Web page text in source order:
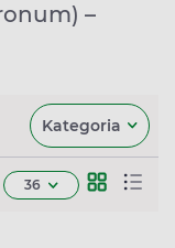
–
Kategoria
36